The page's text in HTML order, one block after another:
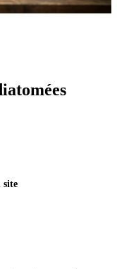
site